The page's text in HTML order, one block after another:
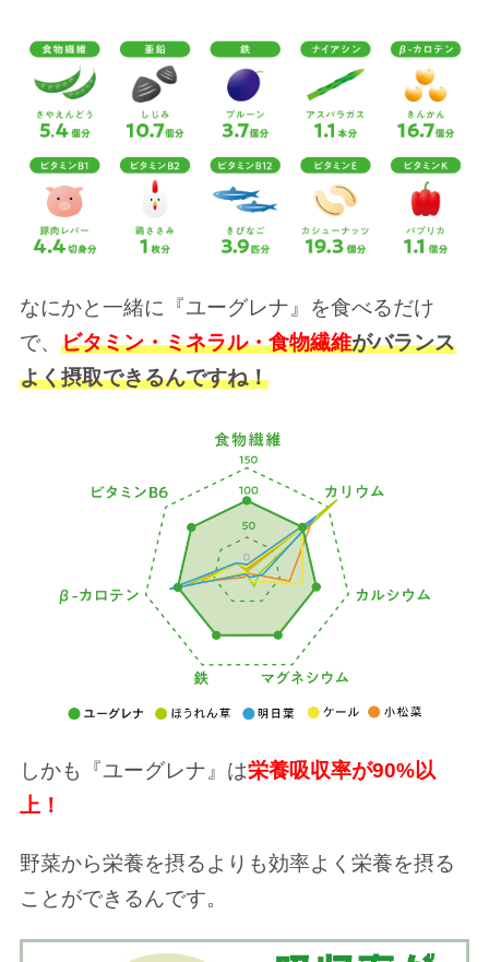
なにかと一緒に『ユーグレナ』を食べるだけ
で、 ビタミン・ミネラル・食物繊維がバランス
よく摂取できるんですね！
しかも『ユーグレナ』は栄養吸収率が90%以
上！
野菜から栄養を摂るよりも効率よく栄養を摂る
ことができるんです。